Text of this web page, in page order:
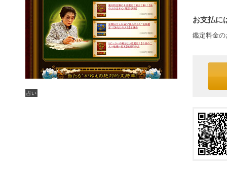
占い
お支払に
鑑定料金